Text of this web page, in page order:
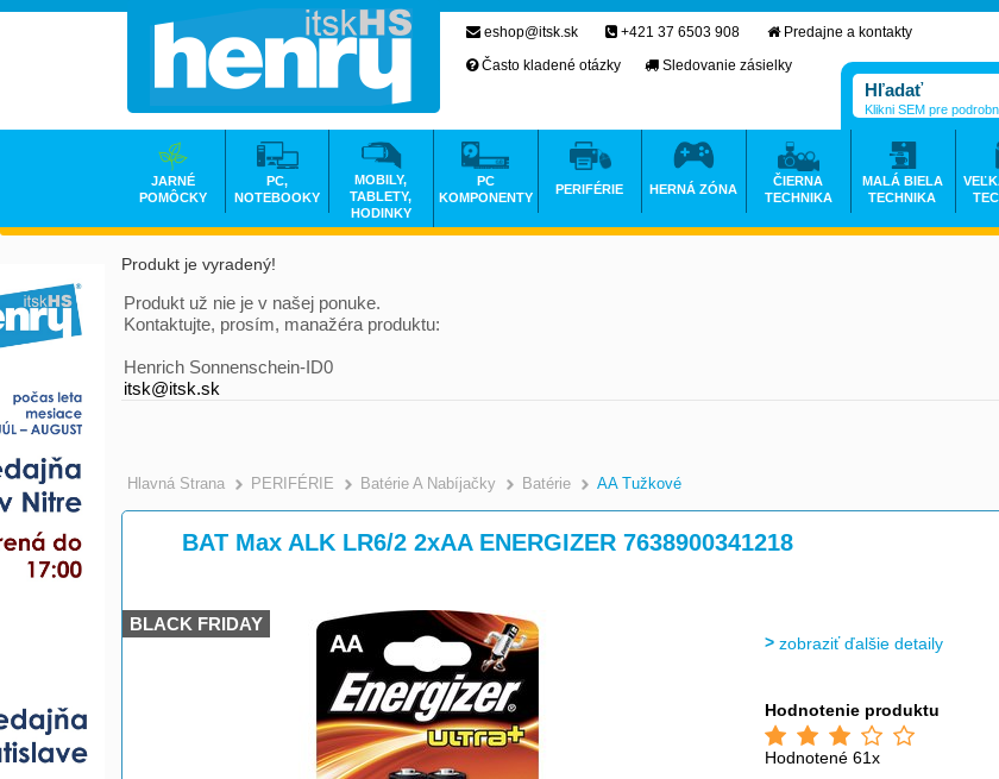
Produkt je vyradený!
Produkt už nie je v našej ponuke.
Kontaktujte, prosím, manažéra produktu:
Henrich Sonnenschein-ID0
itsk@itsk.sk
Hlavná Strana >
PERIFÉRIE >
Batérie A Nabíjačky >
Batérie >
AA Tužkové
BAT Max ALK LR6/2 2xAA ENERGIZER 7638900341218
BLACK FRIDAY
zobraziť ďalšie detaily
Hodnotenie produktu
Hodnotené 61x
eshop@itsk.sk +421 37 6503 908
Predajne a kontakty
Často kladené otázky
Sledovanie zásielky
Klikni SEM pre
JARNÉ
POMÔCKY
PC,
NOTEBOOKY
MOBILY,
TABLETY,
HODINKY
PC
KOMPONENTY
PERIFÉRIE HERNÁ ZÓNA
ČIERNA
TECHNIKA
MALÁ BIELA
TECHNIKA